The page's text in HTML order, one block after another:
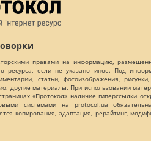
правами на информацию,
ресурса, если не указано иное. Под
статьи, фотоизображения,
другие материалы. При использовании
«Протокол» наличие гиперссылки
системами на protocol.ua
копирования, адаптация, рерайтинг,